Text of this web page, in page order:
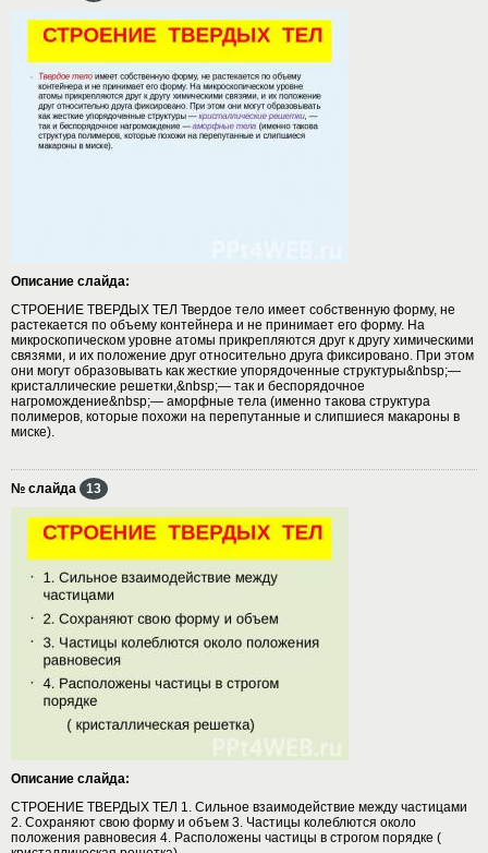
Описание слайда:
СТРОЕНИЕ ТВЕРДЫХ ТЕЛ Твердое тело имеет собственную форму, не
растекается по объему контейнера и не принимает его форму. На
микроскопическом уровне атомы прикрепляются друг к другу химическими
связями, и их положение друг относительно друга фиксировано. При этом
они могут образовывать как жесткие упорядоченные структуры&nbsp;—
кристаллические решетки,&nbsp;— так и беспорядочное
нагромождение&nbsp;— аморфные тела (именно такова структура
полимеров, которые похожи на перепутанные и слипшиеся макароны в
миске).
№ слайда 13
Описание слайда:
СТРОЕНИЕ ТВЕРДЫХ ТЕЛ 1. Сильное взаимодействие между частицами
2. Сохраняют свою форму и объем 3. Частицы колеблются около
положения равновесия 4. Расположены частицы в строгом порядке (